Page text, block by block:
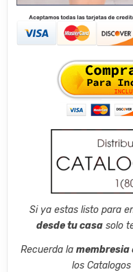
Si ya estas listo para
desde tu casasolo
Recuerda la membresia
los